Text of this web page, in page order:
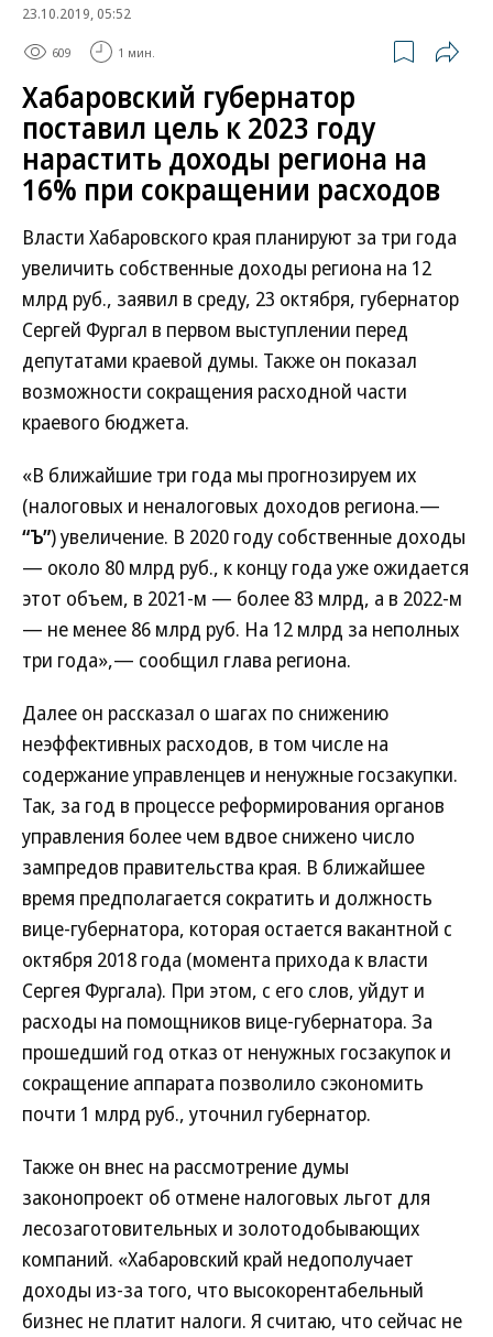
23.10.2019, 05:52
609 1 мин.
Хабаровский губернатор
поставил цель к 2023 году
нарастить доходы региона на
16% при сокращении расходов
Власти Хабаровского края планируют за три года
увеличить собственные доходы региона на 12
млрд руб., заявил в среду, 23 октября, губернатор
Сергей Фургал в первом выступлении перед
депутатами краевой думы. Также он показал
возможности сокращения расходной части
краевого бюджета.
«В ближайшие три года мы прогнозируем их
(налоговых и неналоговых доходов региона.—
“Ъ”) увеличение. В 2020 году собственные доходы
— около 80 млрд руб., к концу года уже ожидается
этот объем, в 2021-м — более 83 млрд, а в 2022-м
— не менее 86 млрд руб. На 12 млрд за неполных
три года»,— сообщил глава региона.
Далее он рассказал о шагах по снижению
неэффективных расходов, в том числе на
содержание управленцев и ненужные госзакупки.
Так, за год в процессе реформирования органов
управления более чем вдвое снижено число
зампредов правительства края. В ближайшее
время предполагается сократить и должность
вице-губернатора, которая остается вакантной с
октября 2018 года (момента прихода к власти
Сергея Фургала). При этом, с его слов, уйдут и
расходы на помощников вице-губернатора. За
прошедший год отказ от ненужных госзакупок и
сокращение аппарата позволило сэкономить
почти 1 млрд руб., уточнил губернатор.
Также он внес на рассмотрение думы
законопроект об отмене налоговых льгот для
лесозаготовительных и золотодобывающих
компаний. «Хабаровский край недополучает
доходы из-за того, что высокорентабельный
бизнес не платит налоги. Я считаю, что сейчас не